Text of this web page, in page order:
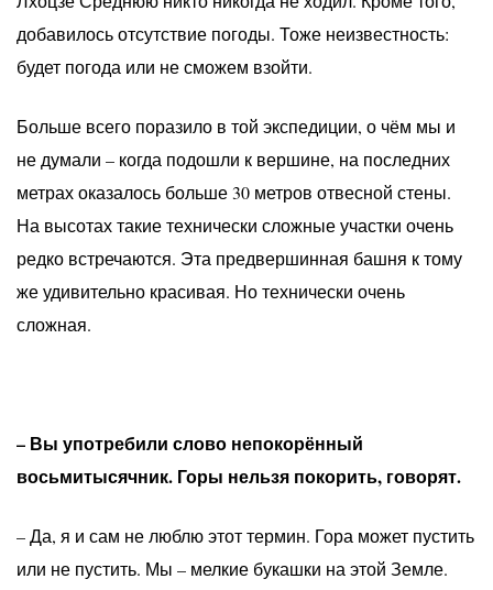
добавилось отсутствие погоды. Тоже неизвестность:
будет погода или не сможем взойти.
Больше всего поразило в той экспедиции, о чём мы и
не думали – когда подошли к вершине, на последних
метрах оказалось больше 30 метров отвесной стены.
На высотах такие технически сложные участки очень
редко встречаются. Эта предвершинная башня к тому
же удивительно красивая. Но технически очень
сложная.
– Вы употребили слово непокорённый
восьмитысячник. Горы нельзя покорить, говорят.
– Да, я и сам не люблю этот термин. Гора может пустить
или не пустить. Мы – мелкие букашки на этой Земле.